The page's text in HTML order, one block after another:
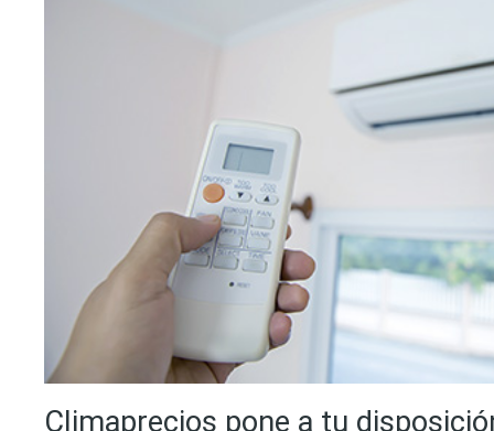
Climaprecios pone a tu